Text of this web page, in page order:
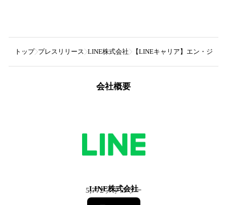
トップ プレスリリース LINE株式会社 【LINEキャリア】エン・ジャ
会社概要
LINE株式会社
5,772フォロワー